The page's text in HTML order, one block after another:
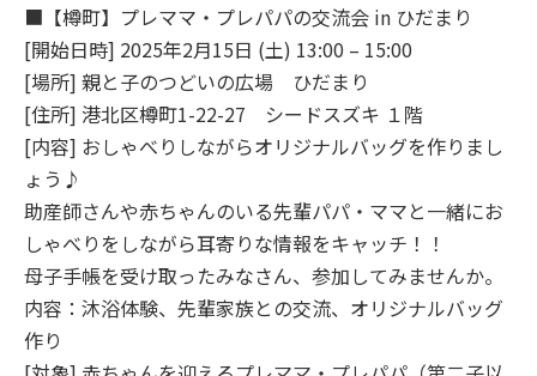
■【樽町】プレママ・プレパパの交流会 in ひだまり
[開始日時] 2025年2月15日 (土) 13:00 – 15:00
[場所] 親と子のつどいの広場 ひだまり
[住所] 港北区樽町1-22-27 シードスズキ １階
[内容] おしゃべりしながらオリジナルバッグを作りまし
ょう♪
助産師さんや赤ちゃんのいる先輩パパ・ママと一緒にお
しゃべりをしながら耳寄りな情報をキャッチ！！
母子手帳を受け取ったみなさん、参加してみませんか。
内容：沐浴体験、先輩家族との交流、オリジナルバッグ
作り